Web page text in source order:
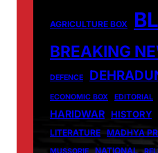
AGRICULTURE BOX
BREAKING
DEFENCE
ECONOMIC BOX EDITORIAL
HARIDWAR HISTORY
LITERATURE MADHYA
MUSSORIE NATIONAL